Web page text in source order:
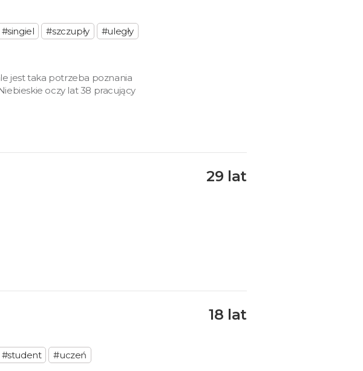
#singiel #szczupły
#uległy
jest taka potrzeba poznania
oczy lat 38 pracujący
29 lat
#student
#uczeń
18 lat